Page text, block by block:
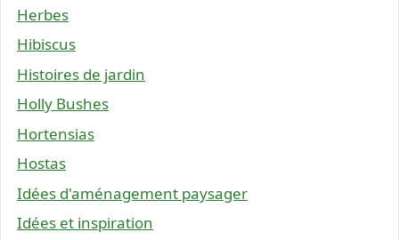
Herbes
Hibiscus
Histoires de jardin
Holly Bushes
Hortensias
Hostas
Idées d'aménagement paysager
Idées et inspiration